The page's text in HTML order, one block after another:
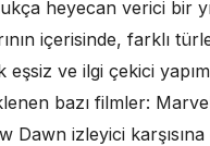
heyecan verici bir
içerisinde, farklı
ve ilgi çekici
bazı filmler:
Dawn izleyici